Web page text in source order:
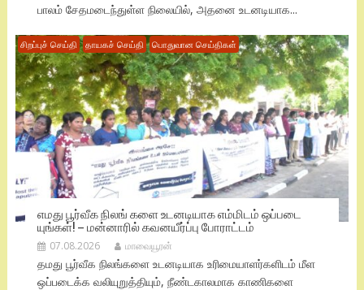
பாலம் சேதமடைந்துள்ள நிலையில், அதனை உடனடியாக...
சிறப்புச் செய்தி தாயகச் செய்தி பொதுவான செய்திகள்
எமது பூர்வீக நிலங் களை உடனடியாக எம்மிடம் ஒப்படை
யுங்கள்! – மன்னாரில் கவனயீர்ப்பு போராட்டம்
07.08.2026 மாவையூரன்
தமது பூர்வீக நிலங்களை உடனடியாக உரிமையாளர்களிடம் மீள
ஒப்படைக்க வலியுறுத்தியும், நீண்டகாலமாக காணிகளை